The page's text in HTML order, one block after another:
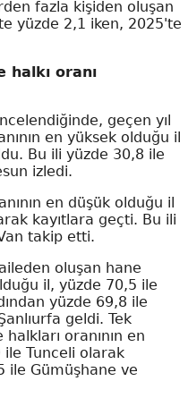
fazla kişiden oluşan
yüzde 2,1 iken, 2025'te
oranı
geçen yıl
en yüksek olduğu il
Bu ili yüzde 30,8 ile
izledi.
en düşük olduğu il
kayıtlara geçti. Bu ili
takip etti.
oluşan hane
il, yüzde 70,5 ile
yüzde 69,8 ile
geldi. Tek
oranının en
ile Tunceli olarak
ile Gümüşhane ve